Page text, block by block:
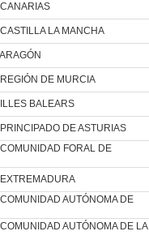
CANARIAS
CASTILLA LA MANCHA
ARAGÓN
REGIÓN DE MURCIA
ILLES BALEARS
PRINCIPADO DE ASTURIAS
COMUNIDAD FORAL DE
EXTREMADURA
COMUNIDAD AUTÓNOMA DE
COMUNIDAD AUTÓNOMA DE LA